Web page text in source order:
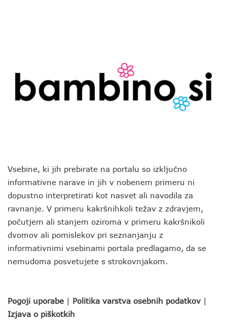
Vsebine, ki jih prebirate na portalu so izključno
informativne narave in jih v nobenem primeru ni
dopustno interpretirati kot nasvet ali navodila za
ravnanje. V primeru kakršnihkoli težav z zdravjem,
počutjem ali stanjem oziroma v primeru kakršnikoli
dvomov ali pomislekov pri seznanjanju z
informativnimi vsebinami portala predlagamo, da se
nemudoma posvetujete s strokovnjakom.
Pogoji uporabe | Politika varstva osebnih podatkov |
Izjava o piškotkih